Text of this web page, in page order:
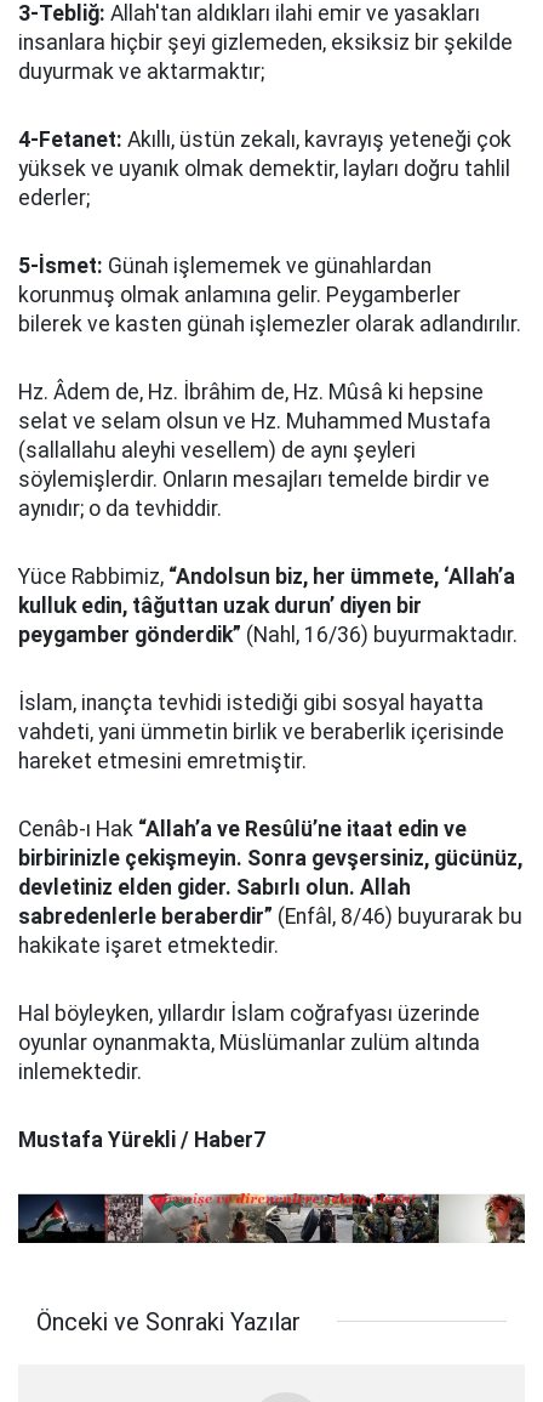
3-Tebliğ: Allah'tan aldıkları ilahi emir ve yasakları
insanlara hiçbir şeyi gizlemeden, eksiksiz bir şekilde
duyurmak ve aktarmaktır;
4-Fetanet: Akıllı, üstün zekalı, kavrayış yeteneği çok
yüksek ve uyanık olmak demektir, layları doğru tahlil
ederler;
5-İsmet: Günah işlememek ve günahlardan
korunmuş olmak anlamına gelir. Peygamberler
bilerek ve kasten günah işlemezler olarak adlandırılır.
Hz. Âdem de, Hz. İbrâhim de, Hz. Mûsâ ki hepsine
selat ve selam olsun ve Hz. Muhammed Mustafa
(sallallahu aleyhi vesellem) de aynı şeyleri
söylemişlerdir. Onların mesajları temelde birdir ve
aynıdır; o da tevhiddir.
Yüce Rabbimiz, “Andolsun biz, her ümmete, ‘Allah’a
kulluk edin, tâğuttan uzak durun’ diyen bir
peygamber gönderdik” (Nahl, 16/36) buyurmaktadır.
İslam, inançta tevhidi istediği gibi sosyal hayatta
vahdeti, yani ümmetin birlik ve beraberlik içerisinde
hareket etmesini emretmiştir.
Cenâb-ı Hak “Allah’a ve Resûlü’ne itaat edin ve
birbirinizle çekişmeyin. Sonra gevşersiniz, gücünüz,
devletiniz elden gider. Sabırlı olun. Allah
sabredenlerle beraberdir” (Enfâl, 8/46) buyurarak bu
hakikate işaret etmektedir.
Hal böyleyken, yıllardır İslam coğrafyası üzerinde
oyunlar oynanmakta, Müslümanlar zulüm altında
inlemektedir.
Mustafa Yürekli / Haber7
Önceki ve Sonraki Yazılar